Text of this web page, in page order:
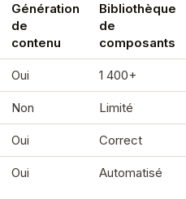
Génération
de
contenu
Bibliothèque
de
composants
Oui 1 400+
Non Limité
Oui Correct
Oui Automatisé